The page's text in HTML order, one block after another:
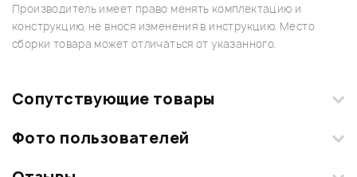
Производитель имеет право менять комплектацию и
конструкцию, не внося изменения в инструкцию. Место
сборки товара может отличаться от указанного.
Сопутствующие товары
Фото пользователей